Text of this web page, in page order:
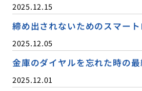
2025.12.15
締め出されないためのスマー
2025.12.05
金庫のダイヤルを忘れた時の
2025.12.01